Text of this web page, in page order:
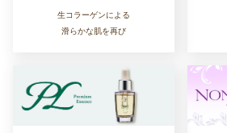
生コラーゲンによる
滑らかな肌を再び